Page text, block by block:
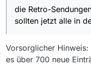
die Retro-
sollten jetzt alle in
Vorsorglicher
es über 700 neue